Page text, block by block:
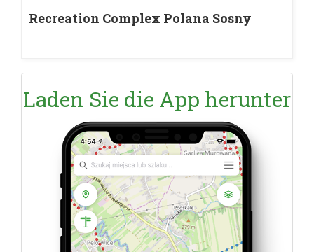
Recreation Complex Polana Sosny
Laden Sie die App herunter